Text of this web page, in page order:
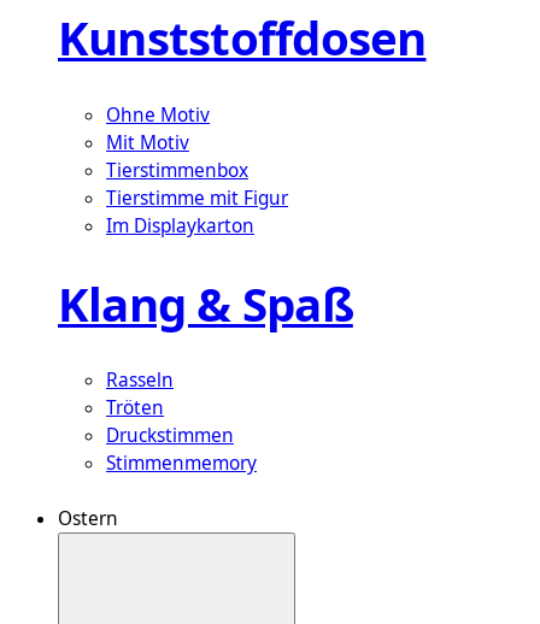
Kunststoffdosen
Ohne Motiv
Mit Motiv
Tierstimmenbox
Tierstimme mit Figur
Im Displaykarton
Klang & Spaß
Rasseln
Tröten
Druckstimmen
Stimmenmemory
Ostern